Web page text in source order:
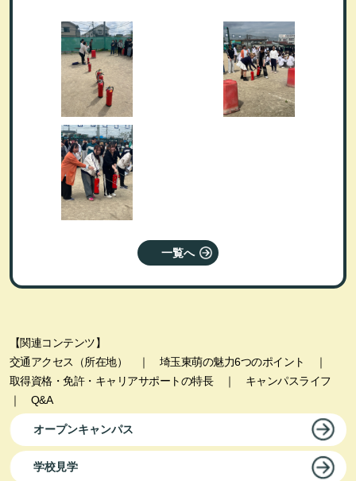
一覧へ
【関連コンテンツ】
交通アクセス（所在地）
｜ 埼玉東萌の魅力6つのポイント
｜
取得資格・免許・キャリアサポートの特長｜ キャンパスライフ
｜ Q&A
オープンキャンパス
学校見学